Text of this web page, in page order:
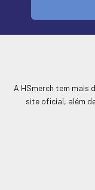
A HSmerch tem mais
site oficial, além